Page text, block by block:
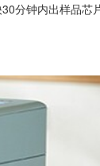
分钟内出样品芯